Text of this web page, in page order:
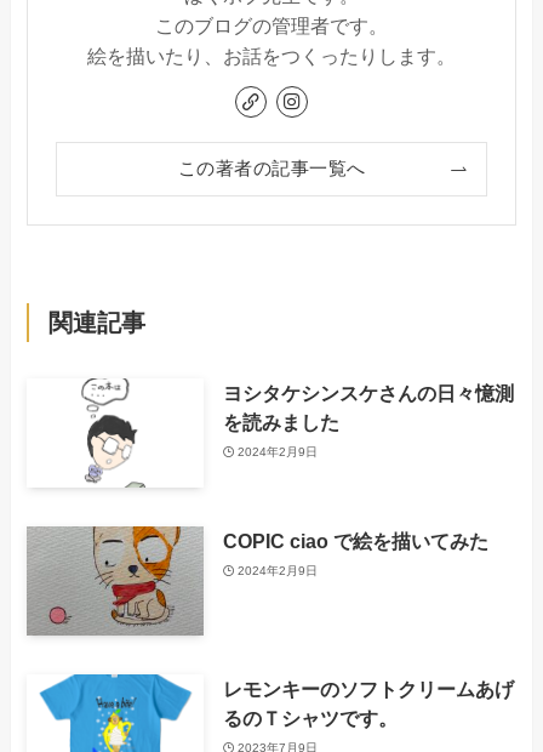
このブログの管理者です。
絵を描いたり、お話をつくったりします。
この著者の記事一覧へ
関連記事
ヨシタケシンスケさんの日々憶測
を読みました
2024年2月9日
COPIC ciao で絵を描いてみた
2024年2月9日
レモンキーのソフトクリームあげ
るのＴシャツです。
2023年7月9日